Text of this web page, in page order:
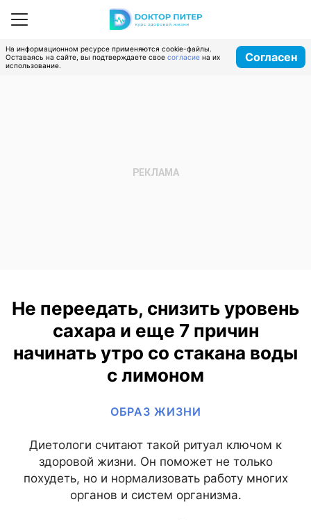
На информационном ресурсе применяются cookie-файлы.
Оставаясь на сайте, вы подтверждаете свое согласие на их
использование.
Согласен
Не переедать, снизить уровень
сахара и еще 7 причин
начинать утро со стакана воды
с лимоном
ОБРАЗ ЖИЗНИ
Диетологи считают такой ритуал ключом к
здоровой жизни. Он поможет не только
похудеть, но и нормализовать работу многих
органов и систем организма.